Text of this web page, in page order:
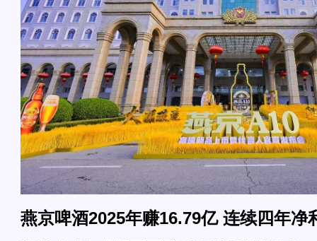
燕京啤酒2025年赚16.79亿 连续四年净